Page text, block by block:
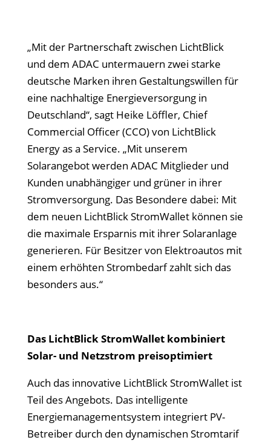
„Mit der Partnerschaft zwischen LichtBlick
und dem ADAC untermauern zwei starke
deutsche Marken ihren Gestaltungswillen für
eine nachhaltige Energieversorgung in
Deutschland“, sagt Heike Löffler, Chief
Commercial Officer (CCO) von LichtBlick
Energy as a Service. „Mit unserem
Solarangebot werden ADAC Mitglieder und
Kunden unabhängiger und grüner in ihrer
Stromversorgung. Das Besondere dabei: Mit
dem neuen LichtBlick StromWallet können sie
die maximale Ersparnis mit ihrer Solaranlage
generieren. Für Besitzer von Elektroautos mit
einem erhöhten Strombedarf zahlt sich das
besonders aus.“
Das LichtBlick StromWallet kombiniert
Solar- und Netzstrom preisoptimiert
Auch das innovative LichtBlick StromWallet ist
Teil des Angebots. Das intelligente
Energiemanagementsystem integriert PV-
Betreiber durch den dynamischen Stromtarif